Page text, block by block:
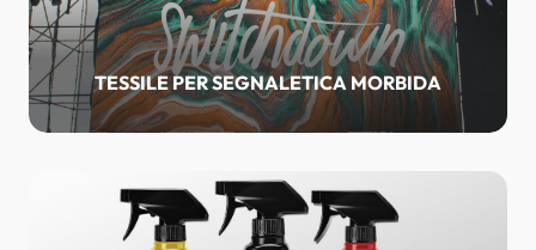
TESSILE PER SEGNALETICA MORBIDA